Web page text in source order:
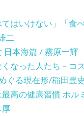
はいけない」「食
二
日本海篇 / 霧原一輝
なった人たち－コ
ぐる現在形/稲田豊史
最高の健康習慣 ホル